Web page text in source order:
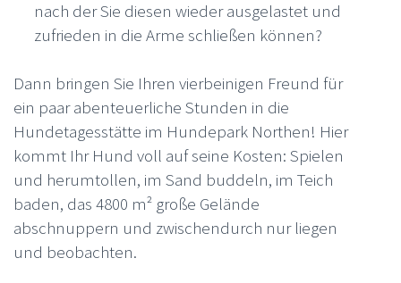
nach der Sie diesen wieder ausgelastet und
zufrieden in die Arme schließen können?
Dann bringen Sie Ihren vierbeinigen Freund für
ein paar abenteuerliche Stunden in die
Hundetagesstätte im Hundepark Northen! Hier
kommt Ihr Hund voll auf seine Kosten: Spielen
und herumtollen, im Sand buddeln, im Teich
baden, das 4800 m² große Gelände
abschnuppern und zwischendurch nur liegen
und beobachten.